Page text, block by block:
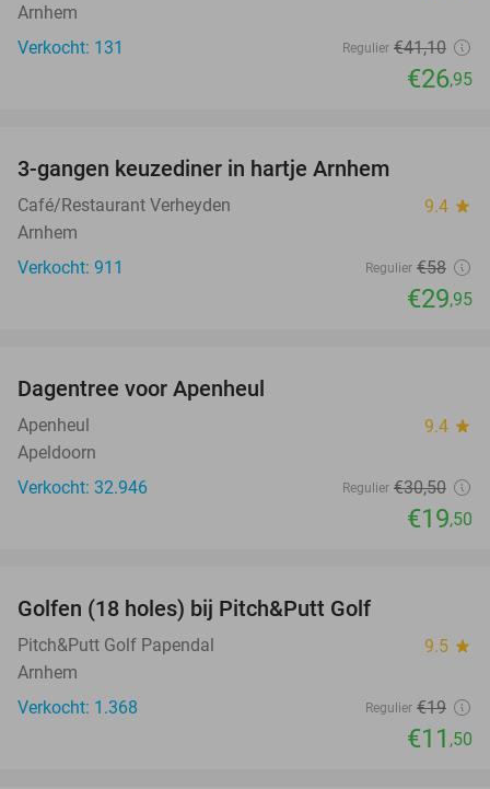
Arnhem
Verkocht: 131
Regulier €41,10
€26,95
3-gangen keuzediner in hartje Arnhem
Café/Restaurant Verheyden 9.4 star
Arnhem
Verkocht: 911
Regulier €58
€29,95
Dagentree voor Apenheul
Apenheul 9.4 star
Apeldoorn
Verkocht: 32.946
Regulier €30,50
€19,50
Golfen (18 holes) bij Pitch&Putt Golf
Pitch&Putt Golf Papendal 9.5 star
Arnhem
Verkocht: 1.368
Regulier €19
€11 ,50